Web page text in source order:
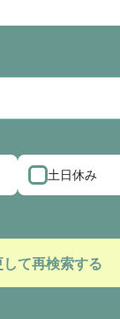
土日休み
て再検索する